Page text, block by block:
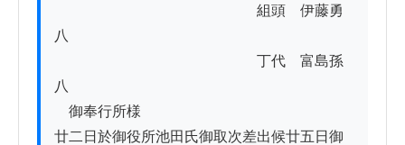
組頭　伊藤勇
八
丁代　富島孫
八
御奉行所様
廿二日於御役所池田氏御取次差出候廿五日御